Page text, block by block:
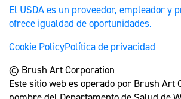
El USDA es un proveedor, empleador y
ofrece igualdad de oportunidades.
Cookie PolicyPolítica de privacidad
© Brush Art Corporation
Este sitio web es operado por Brush Art